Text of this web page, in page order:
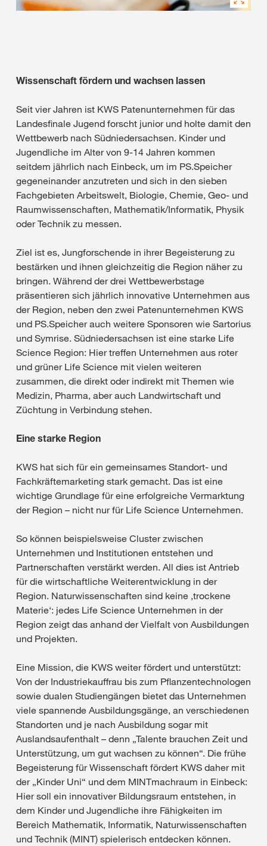
Wissenschaft fördern und wachsen lassen
Seit vier Jahren ist KWS Patenunternehmen für das
Landesfinale Jugend forscht junior und holte damit den
Wettbewerb nach Südniedersachsen. Kinder und
Jugendliche im Alter von 9-14 Jahren kommen
seitdem jährlich nach Einbeck, um im PS.Speicher
gegeneinander anzutreten und sich in den sieben
Fachgebieten Arbeitswelt, Biologie, Chemie, Geo- und
Raumwissenschaften, Mathematik/Informatik, Physik
oder Technik zu messen.
Ziel ist es, Jungforschende in ihrer Begeisterung zu
bestärken und ihnen gleichzeitig die Region näher zu
bringen. Während der drei Wettbewerbstage
präsentieren sich jährlich innovative Unternehmen aus
der Region, neben den zwei Patenunternehmen KWS
und PS.Speicher auch weitere Sponsoren wie Sartorius
und Symrise. Südniedersachsen ist eine starke Life
Science Region: Hier treffen Unternehmen aus roter
und grüner Life Science mit vielen weiteren
zusammen, die direkt oder indirekt mit Themen wie
Medizin, Pharma, aber auch Landwirtschaft und
Züchtung in Verbindung stehen.
Eine starke Region
KWS hat sich für ein gemeinsames Standort- und
Fachkräftemarketing stark gemacht. Das ist eine
wichtige Grundlage für eine erfolgreiche Vermarktung
der Region – nicht nur für Life Science Unternehmen.
So können beispielsweise Cluster zwischen
Unternehmen und Institutionen entstehen und
Partnerschaften verstärkt werden. All dies ist Antrieb
für die wirtschaftliche Weiterentwicklung in der
Region. Naturwissenschaften sind keine ‚trockene
Materie‘: jedes Life Science Unternehmen in der
Region zeigt das anhand der Vielfalt von Ausbildungen
und Projekten.
Eine Mission, die KWS weiter fördert und unterstützt:
Von der Industriekauffrau bis zum Pflanzentechnologen
sowie dualen Studiengängen bietet das Unternehmen
viele spannende Ausbildungsgänge, an verschiedenen
Standorten und je nach Ausbildung sogar mit
Auslandsaufenthalt – denn „Talente brauchen Zeit und
Unterstützung, um gut wachsen zu können“. Die frühe
Begeisterung für Wissenschaft fördert KWS daher mit
der „Kinder Uni“ und dem MINTmachraum in Einbeck:
Hier soll ein innovativer Bildungsraum entstehen, in
dem Kinder und Jugendliche ihre Fähigkeiten im
Bereich Mathematik, Informatik, Naturwissenschaften
und Technik (MINT) spielerisch entdecken können.